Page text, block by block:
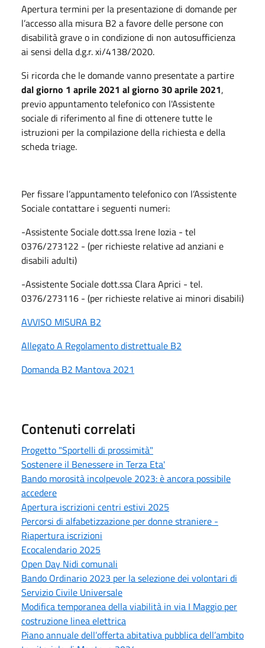
Apertura termini per la presentazione di domande per
l’accesso alla misura B2 a favore delle persone con
disabilità grave o in condizione di non autosufficienza
ai sensi della d.g.r. xi/4138/2020.
Si ricorda che le domande vanno presentate a partire
dal giorno 1 aprile 2021 al giorno 30 aprile 2021,
previo appuntamento telefonico con l'Assistente
sociale di riferimento al fine di ottenere tutte le
istruzioni per la compilazione della richiesta e della
scheda triage.
Per fissare l’appuntamento telefonico con l’Assistente
Sociale contattare i seguenti numeri:
-Assistente Sociale dott.ssa Irene Iozia - tel
0376/273122 - (per richieste relative ad anziani e
disabili adulti)
-Assistente Sociale dott.ssa Clara Aprici - tel.
0376/273116 - (per richieste relative ai minori disabili)
AVVISO MISURA B2
Allegato A Regolamento distrettuale B2
Domanda B2 Mantova 2021
Contenuti correlati
Progetto "Sportelli di prossimità"
Sostenere il Benessere in Terza Eta'
Bando morosità incolpevole 2023: è ancora possibile
accedere
Apertura iscrizioni centri estivi 2025
Percorsi di alfabetizzazione per donne straniere -
Riapertura iscrizioni
Ecocalendario 2025
Open Day Nidi comunali
Bando Ordinario 2023 per la selezione dei volontari di
Servizio Civile Universale
Modifica temporanea della viabilità in via I Maggio per
costruzione linea elettrica
Piano annuale dell’offerta abitativa pubblica dell’ambito